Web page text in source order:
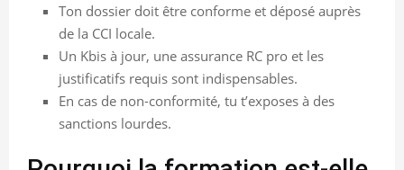
Ton dossier doit être conforme et déposé auprès
de la CCI locale.
Un Kbis à jour, une assurance RC pro et les
justificatifs requis sont indispensables.
En cas de non-conformité, tu t’exposes à des
sanctions lourdes.